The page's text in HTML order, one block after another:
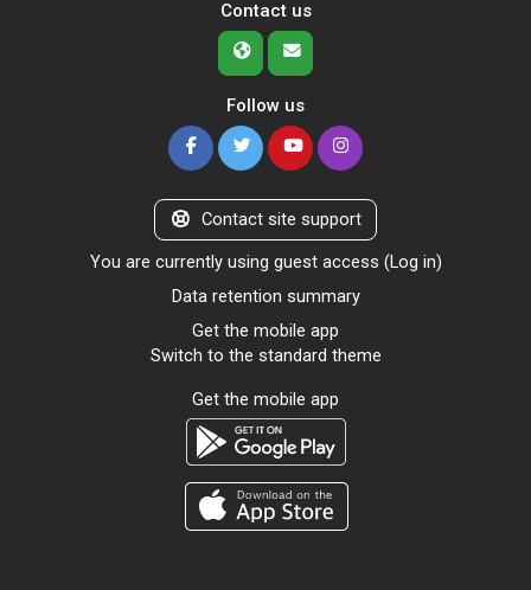
Contact us
Follow us
Contact site support
You are currently using guest access (Log in)
Data retention summary
Get the mobile app
Switch to the standard theme
Get the mobile app